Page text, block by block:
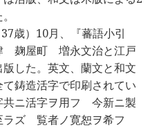
歳）10月、『蕃語小引
麹屋町 増永文治と江戸
した。英文、蘭文と和文
鋳造活字で印刷されてい
共ニ活字ヲ用フ 今新ニ製
ラズ 覧者ノ寛恕ヲ希フ